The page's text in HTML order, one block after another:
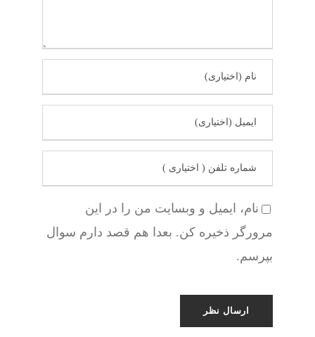
نام، ایمیل و وبسایت من را در این
مرورگر ذخیره کن. بعدا هم قصد دارم سوال
بپرسم.